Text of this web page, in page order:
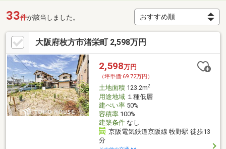
33件が該当しました。
大阪府枚方市渚栄町 2,598万円
2,598万円
（坪単価:69.72万円）
土地面積123.2m2
用途地域１種低層
建ぺい率50%
容積率100%
建築条件なし
京阪電気鉄道京阪線 牧野駅 徒歩13
分